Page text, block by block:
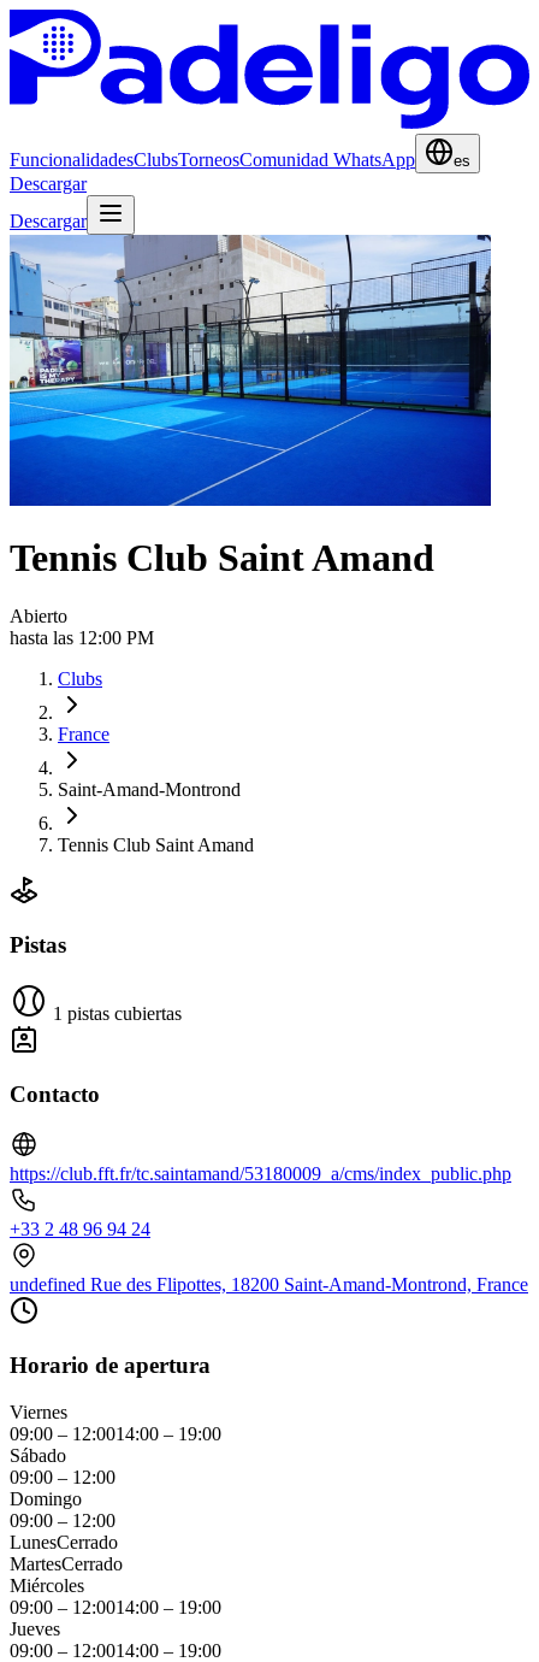
FuncionalidadesClubsTorneosComunidad WhatsApp es
Descargar
Descargar
Tennis Club Saint Amand
Abierto
hasta las 12:00 PM
Clubs
France
Saint-Amand-Montrond
Tennis Club Saint Amand
Pistas
1 pistas cubiertas
Contacto
https://club.fft.fr/tc.saintamand/53180009_a/cms/index_public.php
+33 2 48 96 94 24
undefined Rue des Flipottes, 18200 Saint-Amand-Montrond, France
Horario de apertura
Viernes
09:00 – 12:0014:00 – 19:00
Sábado
09:00 – 12:00
Domingo
09:00 – 12:00
LunesCerrado
MartesCerrado
Miércoles
09:00 – 12:0014:00 – 19:00
Jueves
09:00 – 12:0014:00 – 19:00